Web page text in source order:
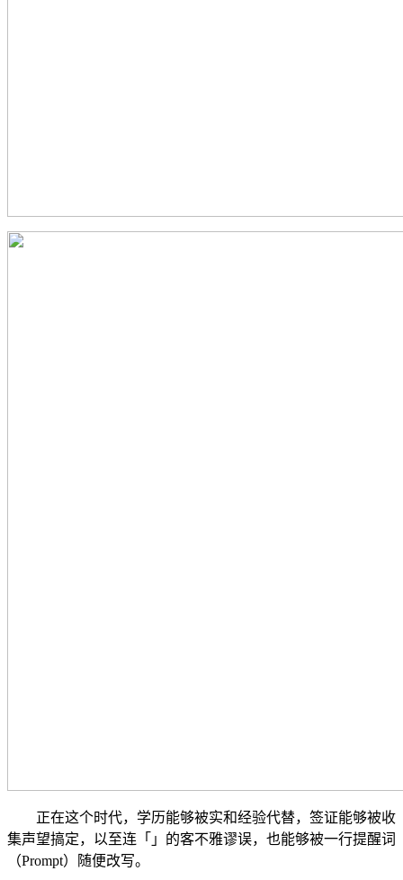
正在这个时代，学历能够被实和经验代替，签证能够被收
集声望搞定，以至连「」的客不雅谬误，也能够被一行提醒词
（Prompt）随便改写。